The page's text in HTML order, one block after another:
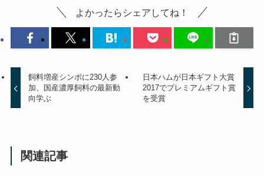
よかったらシェアしてね！
飼料増産シンポに230人参
加、国産濃厚飼料の最新動
向学ぶ
日本ハムが日本ギフト大賞
2017でプレミアムギフト賞
を受賞
関連記事